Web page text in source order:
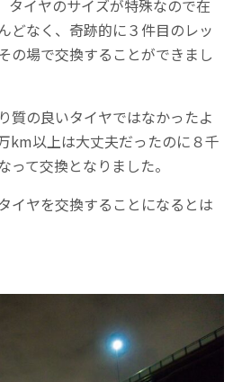
タイヤのサイズが特殊なので在
どなく、奇跡的に３件目のレッ
の場で交換することができまし
質の良いタイヤではなかったよ
km以上は大丈夫だったのに８千
って交換となりました。
イヤを交換することになるとは